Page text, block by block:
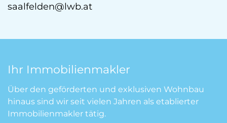
saalfelden@lwb.at
Ihr Immobilienmakler
Über den geförderten und exklusiven Wohnbau
hinaus sind wir seit vielen Jahren als etablierter
Immobilienmakler tätig.